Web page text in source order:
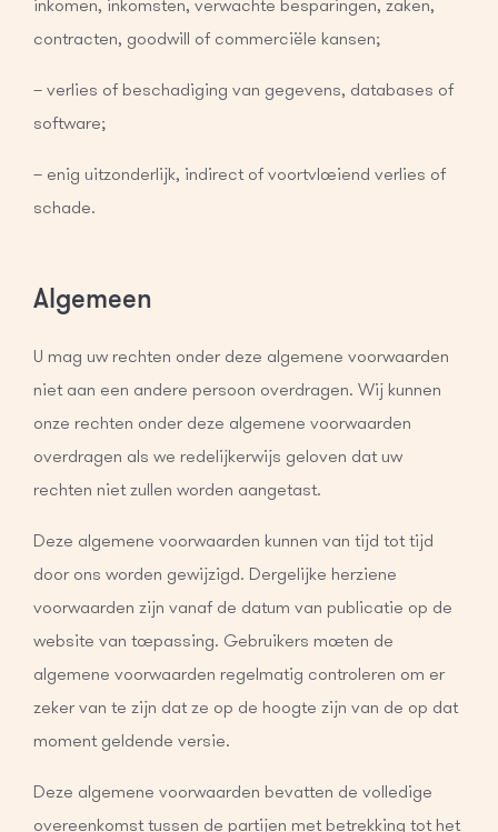
inkomen, inkomsten, verwachte besparingen, zaken,
contracten, goodwill of commerciële kansen;
– verlies of beschadiging van gegevens, databases of
software;
– enig uitzonderlijk, indirect of voortvloeiend verlies of
schade.
Algemeen
U mag uw rechten onder deze algemene voorwaarden
niet aan een andere persoon overdragen. Wij kunnen
onze rechten onder deze algemene voorwaarden
overdragen als we redelijkerwijs geloven dat uw
rechten niet zullen worden aangetast.
Deze algemene voorwaarden kunnen van tijd tot tijd
door ons worden gewijzigd. Dergelijke herziene
voorwaarden zijn vanaf de datum van publicatie op de
website van toepassing. Gebruikers moeten de
algemene voorwaarden regelmatig controleren om er
zeker van te zijn dat ze op de hoogte zijn van de op dat
moment geldende versie.
Deze algemene voorwaarden bevatten de volledige
overeenkomst tussen de partijen met betrekking tot het